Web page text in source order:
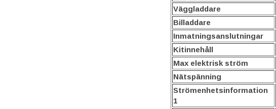
Väggladdare
Billaddare
Inmatningsanslutningar
Kitinnehåll
Max elektrisk ström
Nätspänning
Strömenhetsinformation
1